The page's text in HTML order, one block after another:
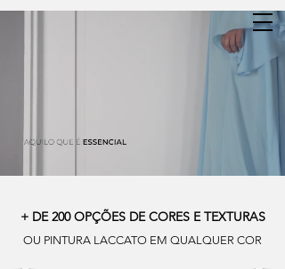
+ DE 200 OPÇÕES DE CORES E TEXTURAS
OU PINTURA LACCATO EM QUALQUER COR